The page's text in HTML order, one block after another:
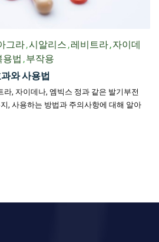
기부전 복제약 효과 부작용
차이점 알아보기
부전 치료에 사용되는 약물로, 각각의 특
전에는 전문의와 상담하는 것이 중요하